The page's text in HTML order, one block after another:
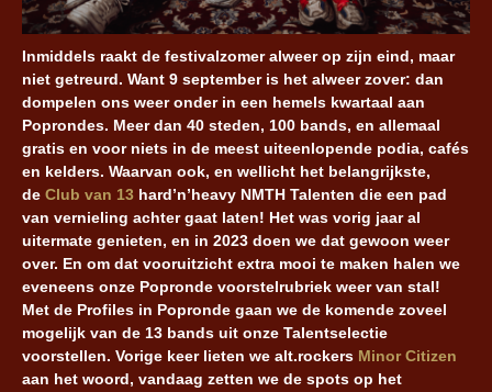
Inmiddels raakt de festivalzomer alweer op zijn eind, maar
niet getreurd. Want 9 september is het alweer zover: dan
dompelen ons weer onder in een hemels kwartaal aan
Poprondes. Meer dan 40 steden, 100 bands, en allemaal
gratis en voor niets in de meest uiteenlopende podia, cafés
en kelders. Waarvan ook, en wellicht het belangrijkste,
de Club van 13 hard’n’heavy NMTH Talenten die een pad
van vernieling achter gaat laten! Het was vorig jaar al
uitermate genieten, en in 2023 doen we dat gewoon weer
over. En om dat vooruitzicht extra mooi te maken halen we
eveneens onze Popronde voorstelrubriek weer van stal!
Met de Profiles in Popronde gaan we de komende zoveel
mogelijk van de 13 bands uit onze Talentselectie
voorstellen. Vorige keer lieten we alt.rockers Minor Citizen
aan het woord, vandaag zetten we de spots op het